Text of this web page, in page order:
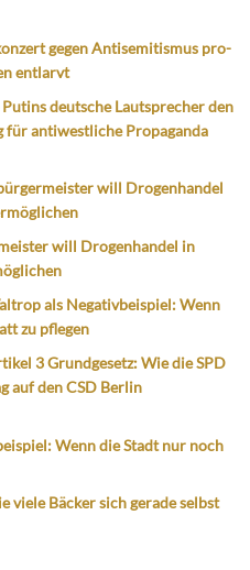
gegen Antisemitismus pro-
entlarvt
deutsche Lautsprecher den
für antiwestliche Propaganda
will Drogenhandel
will Drogenhandel in
als Negativbeispiel: Wenn
zu pflegen
3 Grundgesetz: Wie die SPD
auf den CSD Berlin
Wenn die Stadt nur noch
viele Bäcker sich gerade selbst